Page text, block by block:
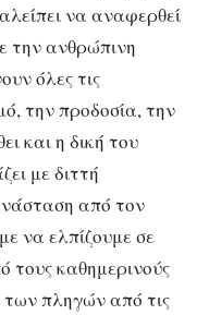
να αναφερθεί
την ανθρώπινη
όλες τις
την προδοσία, την
και η δική του
με διττή
από τον
να ελπίζουμε σε
τους καθημερινούς
των πληγών από τις